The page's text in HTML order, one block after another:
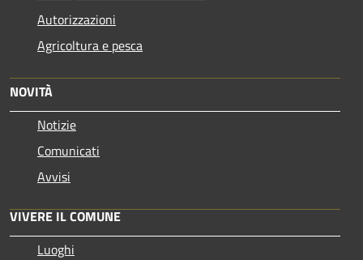
Autorizzazioni
Agricoltura e pesca
NOVITÀ
Notizie
Comunicati
Avvisi
VIVERE IL COMUNE
Luoghi